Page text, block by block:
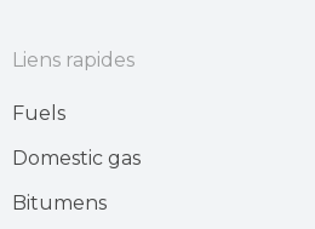
Liens rapides
Fuels
Domestic gas
Bitumens